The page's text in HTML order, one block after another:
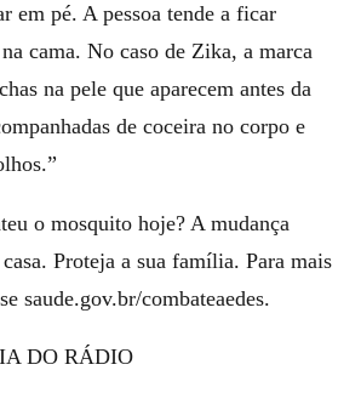
em pé. A pessoa tende a ficar
cama. No caso de Zika, a marca
na pele que aparecem antes da
de coceira no corpo e
o mosquito hoje? A mudança
Proteja a sua família. Para mais
saude.gov.br/combateaedes.
DO RÁDIO